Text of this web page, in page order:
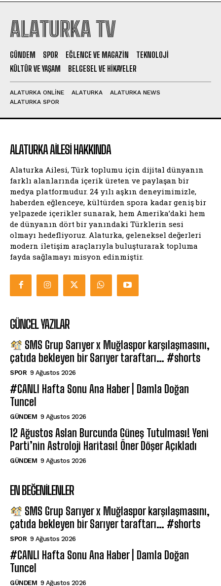
ALATURKA TV
GÜNDEM SPOR EĞLENCE VE MAGAZIN
TEKNOLOJI
KÜLTÜR VE YAŞAM
BELGESEL VE HIKAYELER
ALATURKA ONLINE ALATURKA
ALATURKA NEWS
ALATURKA SPOR
ALATURKA AILESI HAKKINDA
Alaturka Ailesi, Türk toplumu için dijital dünyanın
farklı alanlarında içerik üreten ve paylaşan bir
medya platformudur. 24 yılı aşkın deneyimimizle,
haberden eğlenceye, kültürden spora kadar geniş bir
yelpazede içerikler sunarak, hem Amerika’daki hem
de dünyanın dört bir yanındaki Türklerin sesi
olmayı hedefliyoruz. Alaturka, geleneksel değerleri
modern iletişim araçlarıyla buluşturarak topluma
fayda sağlamayı misyon edinmiştir.
GÜNCEL YAZILAR
SMS Grup Sarıyer x Muğlaspor karşılaşmasını,
çatıda bekleyen bir Sarıyer taraftarı… #shorts
SPOR 9 Ağustos 2026
#CANLI Hafta Sonu Ana Haber | Damla Doğan
Tuncel
GÜNDEM 9 Ağustos 2026
12 Ağustos Aslan Burcunda Güneş Tutulması! Yeni
Parti’nin Astroloji Haritası! Öner Döşer Açıkladı
GÜNDEM 9 Ağustos 2026
EN BEĞENILENLER
SMS Grup Sarıyer x Muğlaspor karşılaşmasını,
çatıda bekleyen bir Sarıyer taraftarı… #shorts
SPOR 9 Ağustos 2026
#CANLI Hafta Sonu Ana Haber | Damla Doğan
Tuncel
GÜNDEM 9 Ağustos 2026